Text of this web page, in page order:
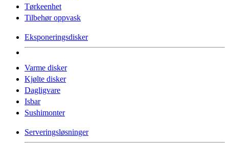
Tørkeenhet
Tilbehør oppvask
Eksponeringsdisker
Varme disker
Kjølte disker
Dagligvare
Isbar
Sushimonter
Serveringsløsninger